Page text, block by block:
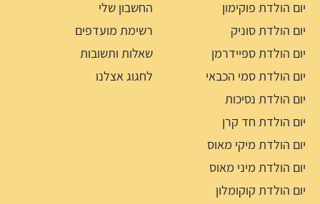
יום הולדת פוקימון
יום הולדת סוניק
יום הולדת ספיידרמן
יום הולדת סמי הכבאי
יום הולדת נסיכות
יום הולדת חד קרן
יום הולדת מיקי מאוס
יום הולדת מיני מאוס
יום הולדת קוקומלון
החשבון שלי
רשימת מועדפים
שאלות ותשובות
לחגוג אצלנו